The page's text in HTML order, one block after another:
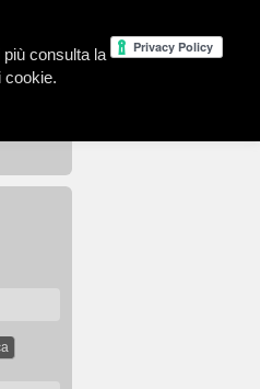
consulta la
cookie.